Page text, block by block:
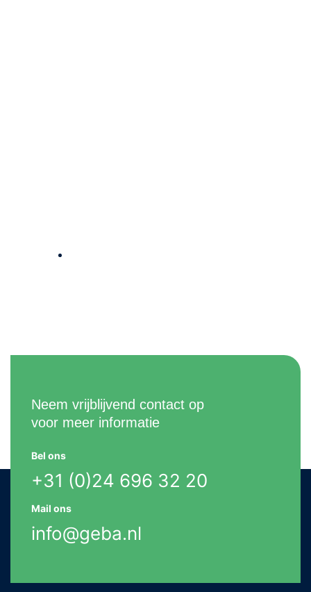
Neem vrijblijvend contact op
voor meer informatie
Bel ons
+31 (0)24 696 32 20
Mail ons
info@geba.nl